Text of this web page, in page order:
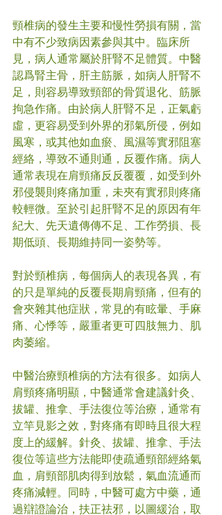
頸椎病的發生主要和慢性勞損有關，當
中有不少致病因素參與其中。臨床所
見，病人通常屬於肝腎不足體質。中醫
認爲腎主骨，肝主筋脈，如病人肝腎不
足，則容易導致頸部的骨質退化、筋脈
拘急作痛。由於病人肝腎不足，正氣虧
虛，更容易受到外界的邪氣所侵，例如
風寒，或其他如血瘀、風濕等實邪阻塞
經絡，導致不通則通，反覆作痛。病人
通常表現在肩頸痛反反覆覆，如受到外
邪侵襲則疼痛加重，未夾有實邪則疼痛
較輕微。至於引起肝腎不足的原因有年
紀大、先天遺傳傳不足、工作勞損、長
期低頭、長期維持同一姿勢等。
對於頸椎病，每個病人的表現各異，有
的只是單純的反覆長期肩頸痛，但有的
會夾雜其他症狀，常見的有眩暈、手麻
痛、心悸等，嚴重者更可四肢無力、肌
肉萎縮。
中醫治療頸椎病的方法有很多。如病人
肩頸疼痛明顯，中醫通常會建議針灸、
拔罐、推拿、手法復位等治療，通常有
立竿見影之效，對疼痛有即時且很大程
度上的緩解。針灸、拔罐、推拿、手法
復位等這些方法能即使疏通頸部經絡氣
血，肩頸部肌肉得到放鬆，氣血流通而
疼痛減輕。同時，中醫可處方中藥，通
過辯證論治，扶正祛邪，以圖緩治，取